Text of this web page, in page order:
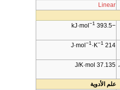
Linear
−393.5
kJ·mol −1
214
J·mol −1·K−1
، 37.135
J/K·mol
علم الأدوية